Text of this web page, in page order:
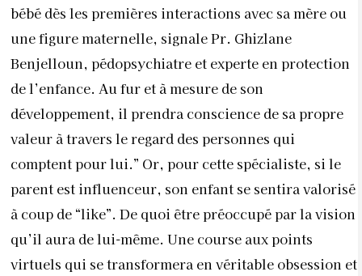
bébé dès les premières interactions avec sa mère ou
une figure maternelle, signale Pr. Ghizlane
Benjelloun, pédopsychiatre et experte en protection
de l’enfance. Au fur et à mesure de son
développement, il prendra conscience de sa propre
valeur à travers le regard des personnes qui
comptent pour lui.” Or, pour cette spécialiste, si le
parent est influenceur, son enfant se sentira valorisé
à coup de “like”. De quoi être préoccupé par la vision
qu’il aura de lui-même. Une course aux points
virtuels qui se transformera en véritable obsession et